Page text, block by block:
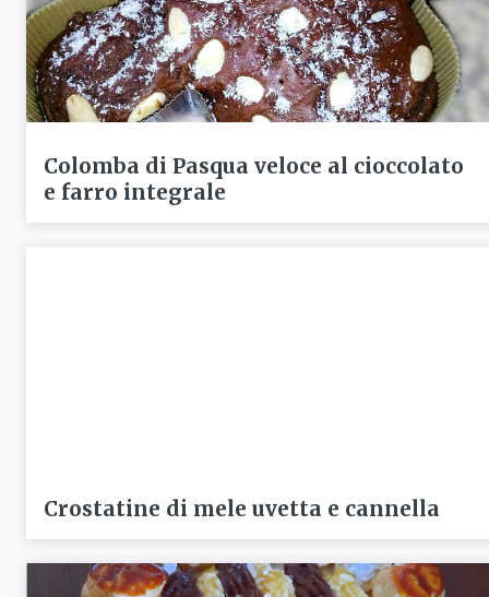
Colomba di Pasqua veloce al cioccolato
e farro integrale
Crostatine di mele uvetta e cannella